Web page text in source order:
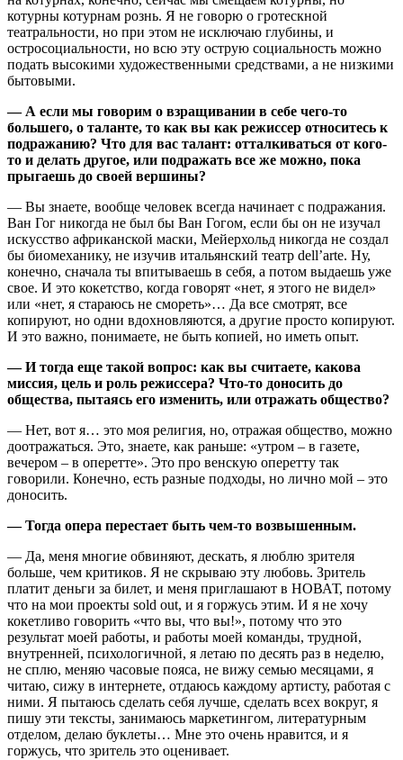
котурны котурнам рознь. Я не говорю о гротескной
театральности, но при этом не исключаю глубины, и
остросоциальности, но всю эту острую социальность можно
подать высокими художественными средствами, а не низкими
бытовыми.
— А если мы говорим о взращивании в себе чего-то
большего, о таланте, то как вы как режиссер относитесь к
подражанию? Что для вас талант: отталкиваться от кого-
то и делать другое, или подражать все же можно, пока
прыгаешь до своей вершины?
— Вы знаете, вообще человек всегда начинает с подражания.
Ван Гог никогда не был бы Ван Гогом, если бы он не изучал
искусство африканской маски, Мейерхольд никогда не создал
бы биомеханику, не изучив итальянский театр dell’arte. Ну,
конечно, сначала ты впитываешь в себя, а потом выдаешь уже
свое. И это кокетство, когда говорят «нет, я этого не видел»
или «нет, я стараюсь не смореть»… Да все смотрят, все
копируют, но одни вдохновляются, а другие просто копируют.
И это важно, понимаете, не быть копией, но иметь опыт.
— И тогда еще такой вопрос: как вы считаете, какова
миссия, цель и роль режиссера? Что-то доносить до
общества, пытаясь его изменить, или отражать общество?
— Нет, вот я… это моя религия, но, отражая общество, можно
доотражаться. Это, знаете, как раньше: «утром – в газете,
вечером – в оперетте». Это про венскую оперетту так
говорили. Конечно, есть разные подходы, но лично мой – это
доносить.
— Тогда опера перестает быть чем-то возвышенным.
— Да, меня многие обвиняют, дескать, я люблю зрителя
больше, чем критиков. Я не скрываю эту любовь. Зритель
платит деньги за билет, и меня приглашают в НОВАТ, потому
что на мои проекты sold out, и я горжусь этим. И я не хочу
кокетливо говорить «что вы, что вы!», потому что это
результат моей работы, и работы моей команды, трудной,
внутренней, психологичной, я летаю по десять раз в неделю,
не сплю, меняю часовые пояса, не вижу семью месяцами, я
читаю, сижу в интернете, отдаюсь каждому артисту, работая с
ними. Я пытаюсь сделать себя лучше, сделать всех вокруг, я
пишу эти тексты, занимаюсь маркетингом, литературным
отделом, делаю буклеты… Мне это очень нравится, и я
горжусь, что зритель это оценивает.